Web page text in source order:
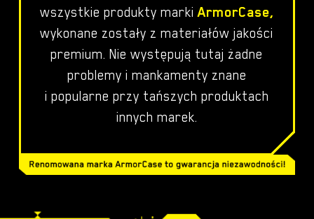
wszystkie produkty marki ArmorCase,
wykonane zostały z materiałów jakości
premium. Nie występują tutaj żadne
problemy i mankamenty znane
i popularne przy tańszych produktach
innych marek.